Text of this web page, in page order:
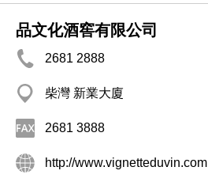
品文化酒窖有限公司
2681 2888
柴灣 新業大廈
2681 3888
http://www.vignetteduvin.com